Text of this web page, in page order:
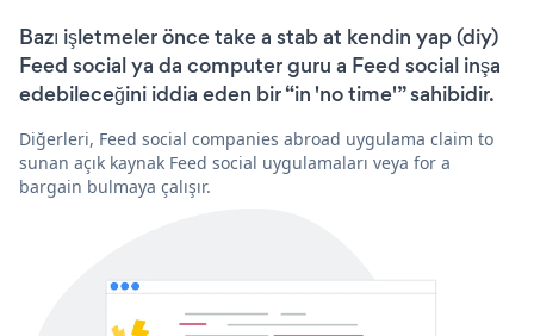
Bazı işletmeler önce take a stab at kendin yap (diy)
Feed social ya da computer guru a Feed social inşa
edebileceğini iddia eden bir “in 'no time'” sahibidir.
Diğerleri, Feed social companies abroad uygulama claim to
sunan açık kaynak Feed social uygulamaları veya for a
bargain bulmaya çalışır.